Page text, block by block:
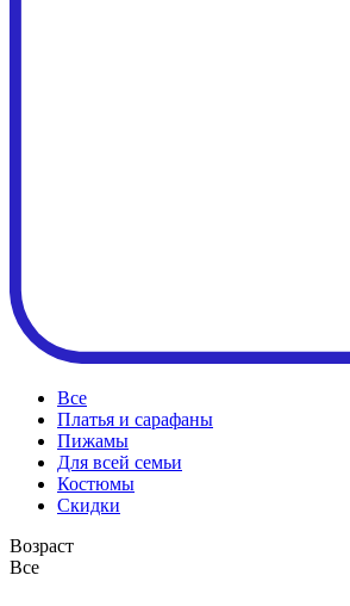
Все
Платья и сарафаны
Пижамы
Для всей семьи
Костюмы
Cкидки
Возраст
Все